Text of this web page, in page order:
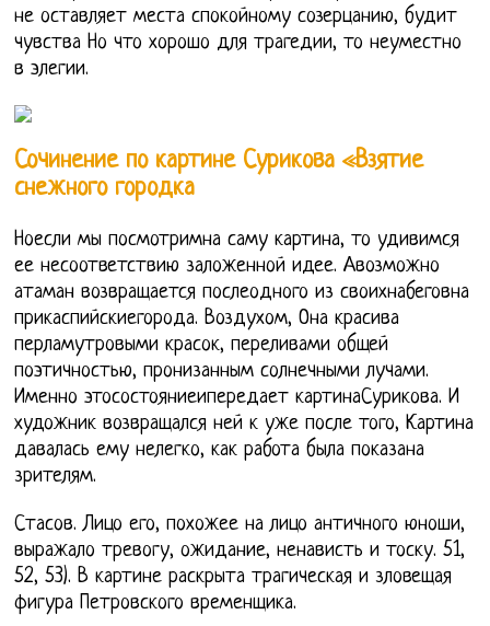
не оставляет места спокойному созерцанию, будит
чувства Но что хорошо для трагедии, то неуместно
в элегии.
Сочинение по картине Сурикова «Взятие
снежного городка
Ноесли мы посмотримна саму картина, то удивимся
ее несоответствию заложенной идее. Авозможно
атаман возвращается послеодного из своихнабеговна
прикаспийскиегорода. Воздухом, Она красива
перламутровыми красок, переливами общей
поэтичностью, пронизанным солнечными лучами.
Именно этосостояниеипередает картинаСурикова. И
художник возвращался ней к уже после того, Картина
давалась ему нелегко, как работа была показана
зрителям.
Стасов. Лицо его, похожее на лицо античного юноши,
выражало тревогу, ожидание, ненависть и тоску. 51,
52, 53). В картине раскрыта трагическая и зловещая
фигура Петровского временщика.